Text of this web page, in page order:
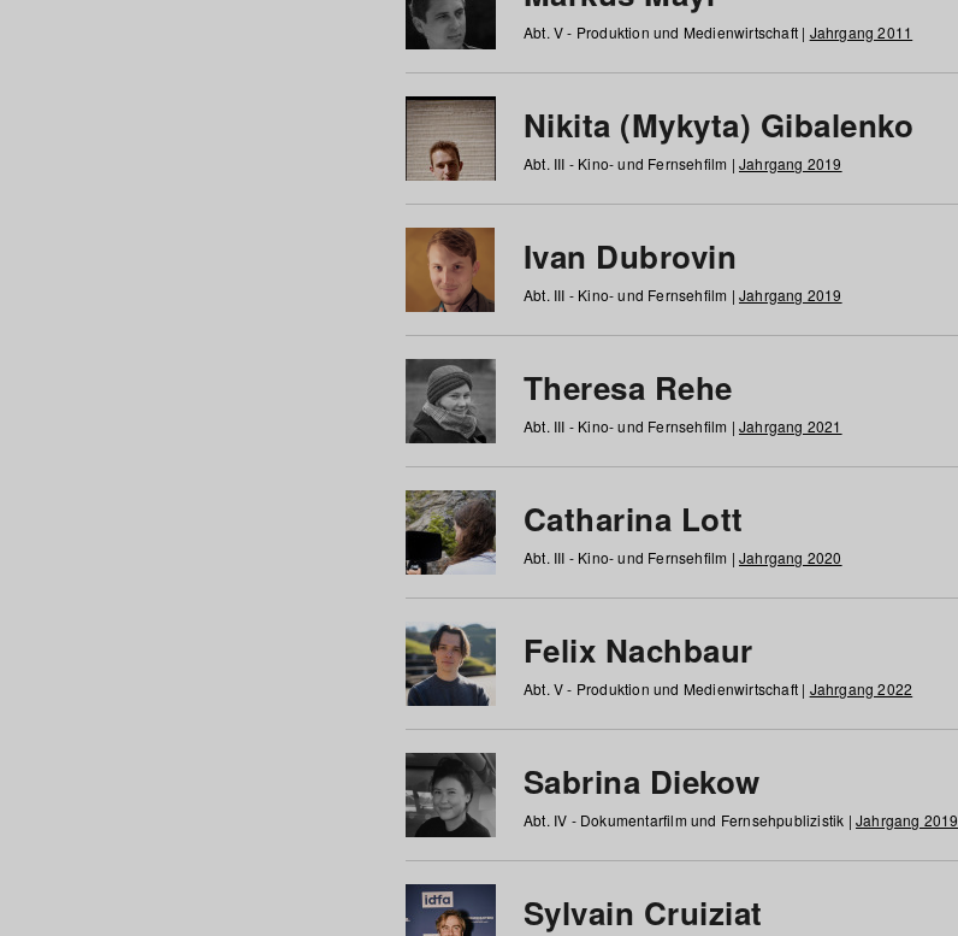
Abt. V - Produktion und Medienwirtschaft | Jahrgang 2011
Nikita (Mykyta) Gibalenko
Abt. III - Kino- und Fernsehfilm | Jahrgang 2019
Ivan Dubrovin
Abt. III - Kino- und Fernsehfilm | Jahrgang 2019
Theresa Rehe
Abt. III - Kino- und Fernsehfilm | Jahrgang 2021
Catharina Lott
Abt. III - Kino- und Fernsehfilm | Jahrgang 2020
Felix Nachbaur
Abt. V - Produktion und Medienwirtschaft | Jahrgang 2022
Sabrina Diekow
Abt. IV - Dokumentarfilm und Fernsehpublizistik | Jahrgang 2019
Sylvain Cruiziat